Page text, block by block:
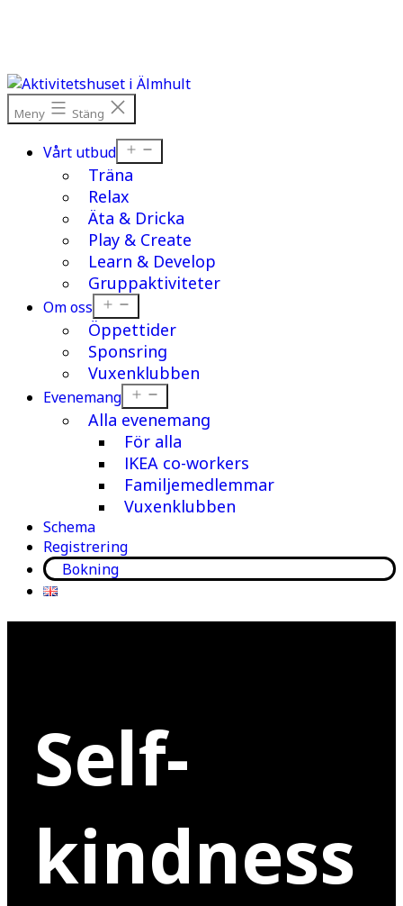
Meny Stäng
Vårt utbud
meny
Träna
Relax
Äta & Dricka
Play & Create
Learn & Develop
Gruppaktiviteter
Om oss
meny
Öppettider
Sponsring
Vuxenklubben
Evenemang
meny
Alla evenemang
För alla
IKEA co-workers
Familjemedlemmar
Vuxenklubben
Schema
Registrering
Bokning
Self-
kindness